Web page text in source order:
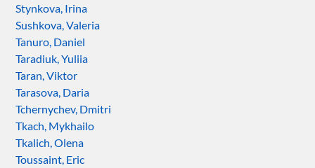
Stynkova, Irina
Sushkova, Valeria
Tanuro, Daniel
Taradiuk, Yuliia
Taran, Viktor
Tarasova, Daria
Tchernychev, Dmitri
Tkach, Mykhailo
Tkalich, Olena
Toussaint, Eric